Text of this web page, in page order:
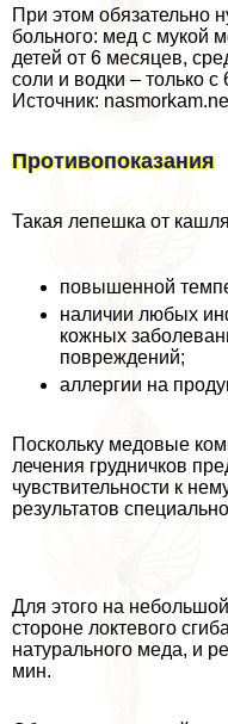
При этом обязательно
больного: мед с мукой
детей от 6 месяцев,
соли и водки – только с
Источник:
Противопоказания
Такая лепешка от
повышенной
наличии любых
кожных
повреждений;
аллергии на
Поскольку медовые
лечения грудничков
чувствительности к
результатов
Для этого на
стороне локтевого
натурального меда, и
мин.